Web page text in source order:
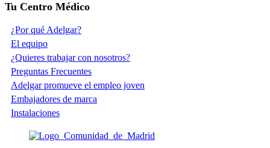
Tu Centro Médico
¿Por qué Adelgar?
El equipo
¿Quieres trabajar con nosotros?
Preguntas Frecuentes
Adelgar promueve el empleo joven
Embajadores de marca
Instalaciones